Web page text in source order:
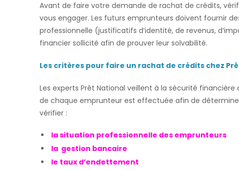
Avant de faire votre demande de rachat de crédits,
vous engager. Les futurs emprunteurs doivent fournir
professionnelle (justificatifs d’identité, de revenus,
financier sollicité afin de prouver leur solvabilité.
Les critères pour faire un rachat de crédits chez
Les experts Prêt National veillent à la sécurité
de chaque emprunteur est effectuée afin de
vérifier :
la situation professionnelle des emprunteurs
la gestion bancaire
le taux d’endettement